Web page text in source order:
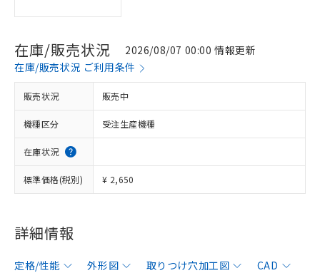
在庫/販売状況
2026/08/07 00:00 情報更新
在庫/販売状況 ご利用条件
販売状況 販売中
機種区分 受注生産機種
在庫状況
標準価格(税別) ¥ 2,650
詳細情報
定格/性能 外形図 取りつけ穴加工図
CAD